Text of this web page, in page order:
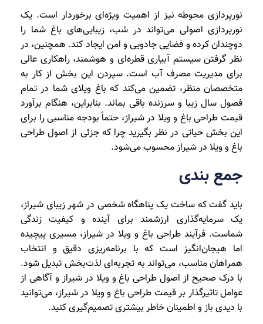
نورپردازی محوطه نیز از اهمیت ویژه‌ای برخوردار است. یک
نورپردازی اصولی می‌تواند در شب، زیبایی‌های باغ شما را
دوچندان کرده و فضایی جادویی و امن ایجاد کند. همچنین، در
نظر گرفتن سیستم آبیاری قطره‌ای و هوشمند، راهکاری عالی
برای مدیریت مصرف آب است. سپردن این بخش از کار به
متخصصان منظر، تضمین می‌کند که باغ ویلای شما در تمام
فصول سال زیبا و سرزنده باقی بماند. بنابراین، هنگام برآورد
قیمت طراحی باغ و ویلا در شیراز، حتماً بودجه مناسبی را برای
این بخش حیاتی در نظر بگیرید چرا که جزئی از اصول طراحی
باغ و ویلا در شیراز محسوب می‌شود.
جمع بندی
باید گفت که ساخت یک پناهگاه شخصی در شهر زیبای شیراز،
یک سرمایه‌گذاری ارزشمند برای آینده و کیفیت زندگی
شماست. فرآیند طراحی باغ و ویلا در شیراز، مسیری پیچیده
اما هیجان‌انگیز است که با برنامه‌ریزی دقیق و انتخاب
همراهان مناسب، می‌تواند به تجربه‌ای لذت‌بخش تبدیل شود.
با درک صحیح از اصول طراحی باغ و ویلا در شیراز و آگاهی از
عوامل تاثیرگذار بر قیمت طراحی باغ و ویلا در شیراز، می‌توانید
با دیدی باز و اطمینان خاطر بیشتری تصمیم‌گیری کنید.